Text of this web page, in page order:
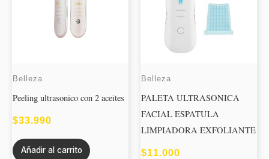
Belleza
Peeling ultrasonico con 2 aceites
$33.990
Añadir al carrito
Belleza
PALETA ULTRASONICA
FACIAL ESPATULA
LIMPIADORA EXFOLIANTE
$11.000